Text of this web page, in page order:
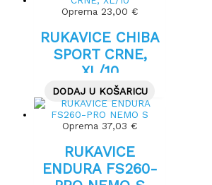
Oprema 23,00 €
RUKAVICE CHIBA
SPORT CRNE,
XL/10
DODAJ U KOŠARICU
Oprema 37,03 €
RUKAVICE
ENDURA FS260-